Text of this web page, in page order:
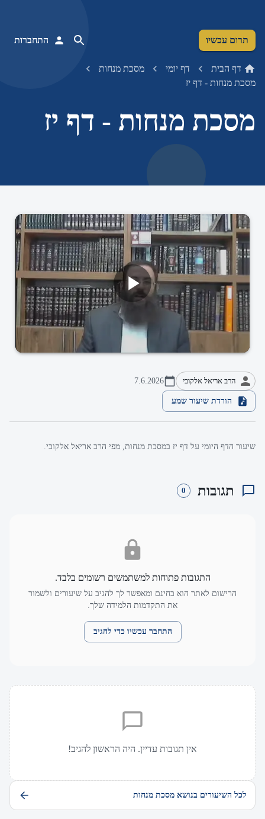
תרום עכשיו התחברות
דף הבית דף יומי
מסכת מנחות
מסכת מנחות - דף יז
מסכת מנחות - דף יז
הרב אריאל אלקובי 7.6.2026
הורדת שיעור שמע
שיעור הדף היומי על דף יז במסכת מנחות, מפי הרב אריאל אלקובי.
תגובות 0
התגובות פתוחות למשתמשים רשומים בלבד.
הרישום לאתר הוא בחינם ומאפשר לך להגיב על שיעורים ולשמור
את התקדמות הלמידה שלך.
התחבר עכשיו כדי להגיב
אין תגובות עדיין. היה הראשון להגיב!
לכל השיעורים בנושא מסכת מנחות